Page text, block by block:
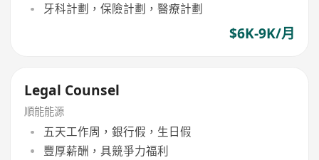
牙科計劃，保險計劃，醫療計劃
$6K-9K/月
Legal Counsel
順能能源
五天工作周，銀行假，生日假
豐厚薪酬，具競爭力福利